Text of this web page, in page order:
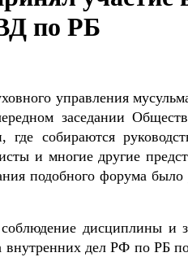
по РБ
управления
заседании
собираются
и многие другие
подобного форума было
дисциплины и
внутренних дел РФ по РБ